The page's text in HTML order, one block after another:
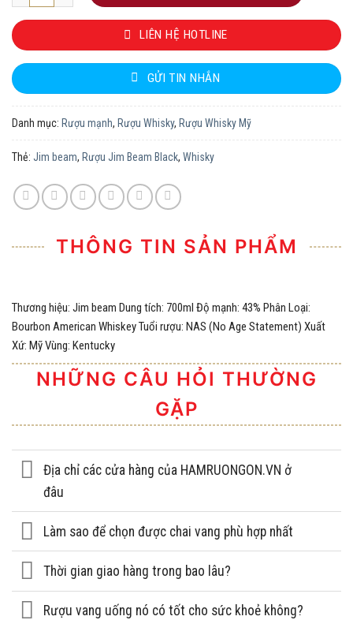
LIÊN HỆ HOTLINE
GỬI TIN NHẮN
Danh mục: Rượu mạnh, Rượu Whisky, Rượu Whisky Mỹ
Thẻ: Jim beam, Rượu Jim Beam Black, Whisky
THÔNG TIN SẢN PHẨM
Thương hiệu: Jim beam Dung tích: 700ml Độ mạnh: 43% Phân Loại:
Bourbon American Whiskey Tuổi rượu: NAS (No Age Statement) Xuất
Xứ: Mỹ Vùng: Kentucky
NHỮNG CÂU HỎI THƯỜNG
GẶP
Địa chỉ các cửa hàng của HAMRUONGON.VN ở
đâu
Làm sao để chọn được chai vang phù hợp nhất
Thời gian giao hàng trong bao lâu?
Rượu vang uống nó có tốt cho sức khoẻ không?